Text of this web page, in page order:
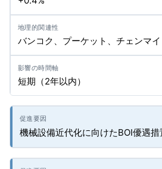
バンコク、プーケット、チェンマイ
短期（2年以内）
機械設備近代化に向けたBOI優遇措